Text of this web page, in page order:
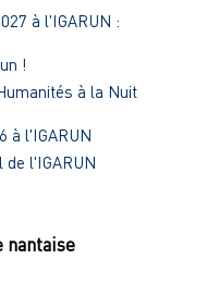
à l'IGARUN :
!
à la Nuit
à l'IGARUN
de l'IGARUN
nantaise